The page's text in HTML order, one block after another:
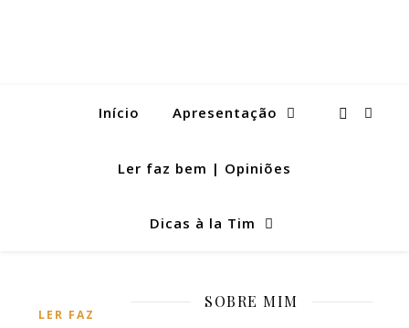
Início Apresentação
Ler faz bem | Opiniões
Dicas à la Tim
LER FAZ
SOBRE MIM